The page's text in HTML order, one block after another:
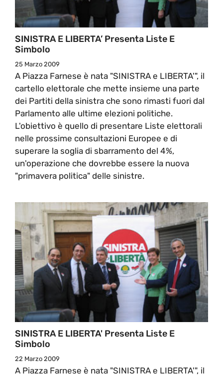
SINISTRA E LIBERTA’ Presenta Liste E
Simbolo
25 Marzo 2009
A Piazza Farnese è nata "SINISTRA e LIBERTA'", il
cartello elettorale che mette insieme una parte
dei Partiti della sinistra che sono rimasti fuori dal
Parlamento alle ultime elezioni politiche.
L'obiettivo è quello di presentare Liste elettorali
nelle prossime consultazioni Europee e di
superare la soglia di sbarramento del 4%,
un'operazione che dovrebbe essere la nuova
"primavera politica" delle sinistre.
SINISTRA E LIBERTA' Presenta Liste E
Simbolo
22 Marzo 2009
A Piazza Farnese è nata "SINISTRA e LIBERTA'", il